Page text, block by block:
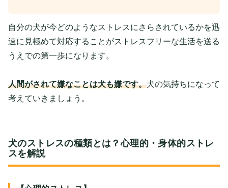
自分の犬が今どのようなストレスにさらされているかを迅
速に見極めて対応することがストレスフリーな生活を送る
うえでの第一歩になります。
人間がされて嫌なことは犬も嫌です。犬の気持ちになって
考えていきましょう。
犬のストレスの種類とは？心理的・身体的ストレ
スを解説